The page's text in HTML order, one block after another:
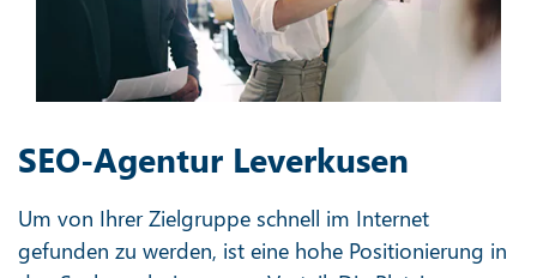
SEO-Agentur Leverkusen
Um von Ihrer Zielgruppe schnell im Internet
gefunden zu werden, ist eine hohe Positionierung in